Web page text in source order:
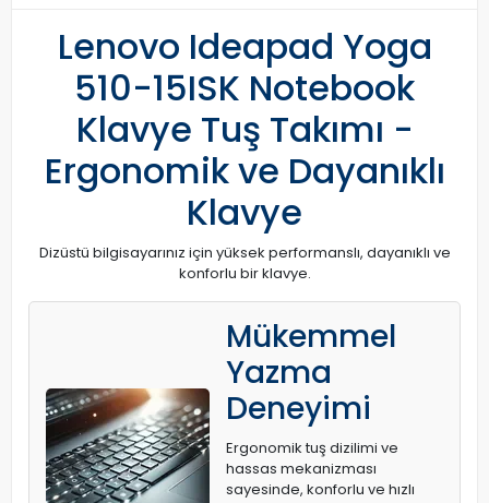
Lenovo Ideapad Yoga
510-15ISK Notebook
Klavye Tuş Takımı -
Ergonomik ve Dayanıklı
Klavye
Dizüstü bilgisayarınız için yüksek performanslı, dayanıklı ve
konforlu bir klavye.
Mükemmel
Yazma
Deneyimi
Ergonomik tuş dizilimi ve
hassas mekanizması
sayesinde, konforlu ve hızlı